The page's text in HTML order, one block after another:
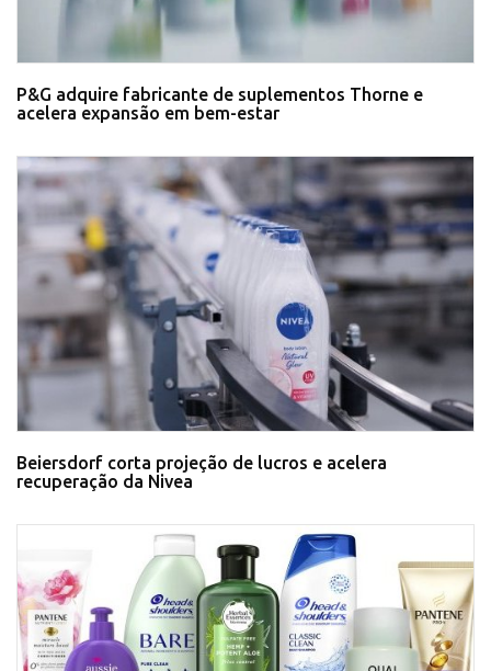
P&G adquire fabricante de suplementos Thorne e
acelera expansão em bem-estar
Beiersdorf corta projeção de lucros e acelera
recuperação da Nivea